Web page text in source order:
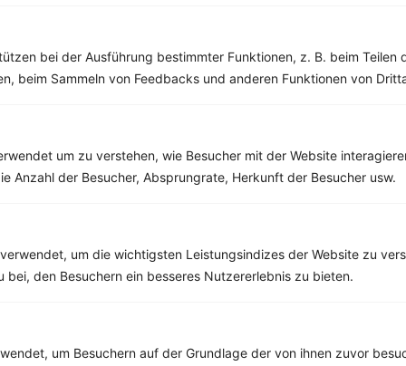
bei der Ausführung bestimmter Funktionen, z. B. beim Teilen
beim Sammeln von Feedbacks und anderen Funktionen von
um zu verstehen, wie Besucher mit der Website
Anzahl der Besucher, Absprungrate, Herkunft der Besucher usw.
um die wichtigsten Leistungsindizes der Website zu
bei, den Besuchern ein besseres Nutzererlebnis zu bieten.
um Besuchern auf der Grundlage der von ihnen zuvor
Hähnchenbrustfilet mit Rosenkohl und Sesam
Kohlehydrate:11 g
Rezepte mit 400 bis 500 kcal
Rezepte